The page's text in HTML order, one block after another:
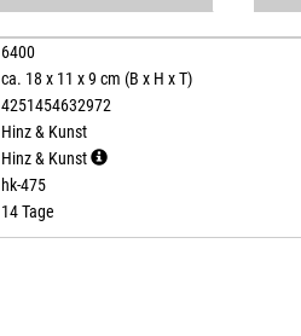
6400
ca. 18 x 11 x 9 cm (B x H x T)
4251454632972
Hinz & Kunst
Hinz & Kunst
hk-475
14 Tage